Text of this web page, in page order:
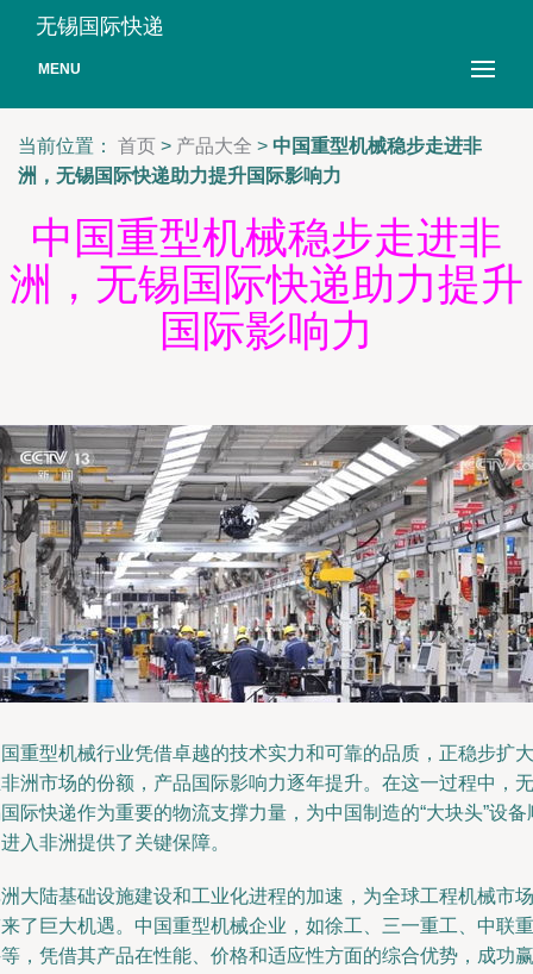
无锡国际快递
MENU
当前位置： 首页 > 产品大全 > 中国重型机械稳步走进非
洲，无锡国际快递助力提升国际影响力
中国重型机械稳步走进非
洲，无锡国际快递助力提升
国际影响力
重型机械行业凭借卓越的技术实力和可靠的品质，正稳步扩大
洲市场的份额，产品国际影响力逐年提升。在这一过程中，无
际快递作为重要的物流支撑力量，为中国制造的“大块头”设备
入非洲提供了关键保障。
大陆基础设施建设和工业化进程的加速，为全球工程机械市场
了巨大机遇。中国重型机械企业，如徐工、三一重工、中联重
，凭借其产品在性能、价格和适应性方面的综合优势，成功赢